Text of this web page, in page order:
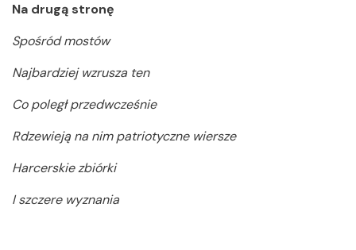
Na drugą stronę
Spośród mostów
Najbardziej wzrusza ten
Co poległ przedwcześnie
Rdzewieją na nim patriotyczne wiersze
Harcerskie zbiórki
I szczere wyznania